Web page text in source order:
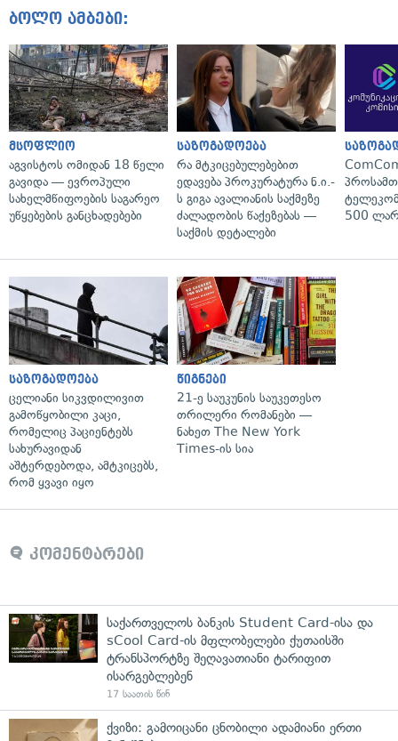
ბოლო ამბები:
მსოფლიო
აგვისტოს ომიდან 18 წელი
გავიდა — ევროპული
სახელმწიფოების საგარეო
უწყებების განცხადებები
საზოგადოება
რა მტკიცებულებებით
ედავება პროკურატურა ნ.ი.-
ს გიგა ავალიანის საქმეზე
ძალადობის წაქეზებას —
საქმის დეტალები
500
საზოგადოება
ცელიანი სიკვდილივით
გამოწყობილი კაცი,
რომელიც პაციენტებს
სახურავიდან
აშტერდებოდა, ამტკიცებს,
რომ ყვავი იყო
წიგნები
21-ე საუკუნის საუკეთესო
თრილერი რომანები —
ნახეთ The New York
Times-ის სია
კომენტარები
საქართველოს ბანკის Student Card-ისა და
sCool Card-ის მფლობელები ქუთაისში
ტრანსპორტზე შეღავათიანი ტარიფით
ისარგებლებენ
17 საათის წინ
ქვიზი: გამოიცანი ცნობილი ადამიანი ერთი